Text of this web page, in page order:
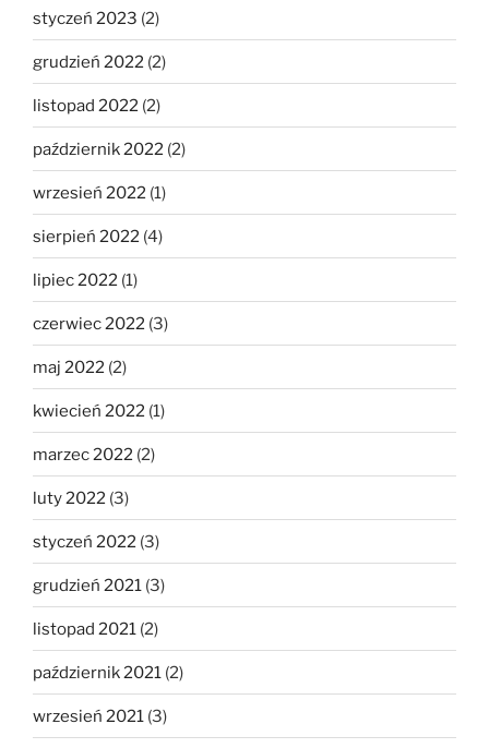
styczeń 2023 (2)
grudzień 2022 (2)
listopad 2022 (2)
październik 2022 (2)
wrzesień 2022 (1)
sierpień 2022 (4)
lipiec 2022 (1)
czerwiec 2022 (3)
maj 2022 (2)
kwiecień 2022 (1)
marzec 2022 (2)
luty 2022 (3)
styczeń 2022 (3)
grudzień 2021 (3)
listopad 2021 (2)
październik 2021 (2)
wrzesień 2021 (3)